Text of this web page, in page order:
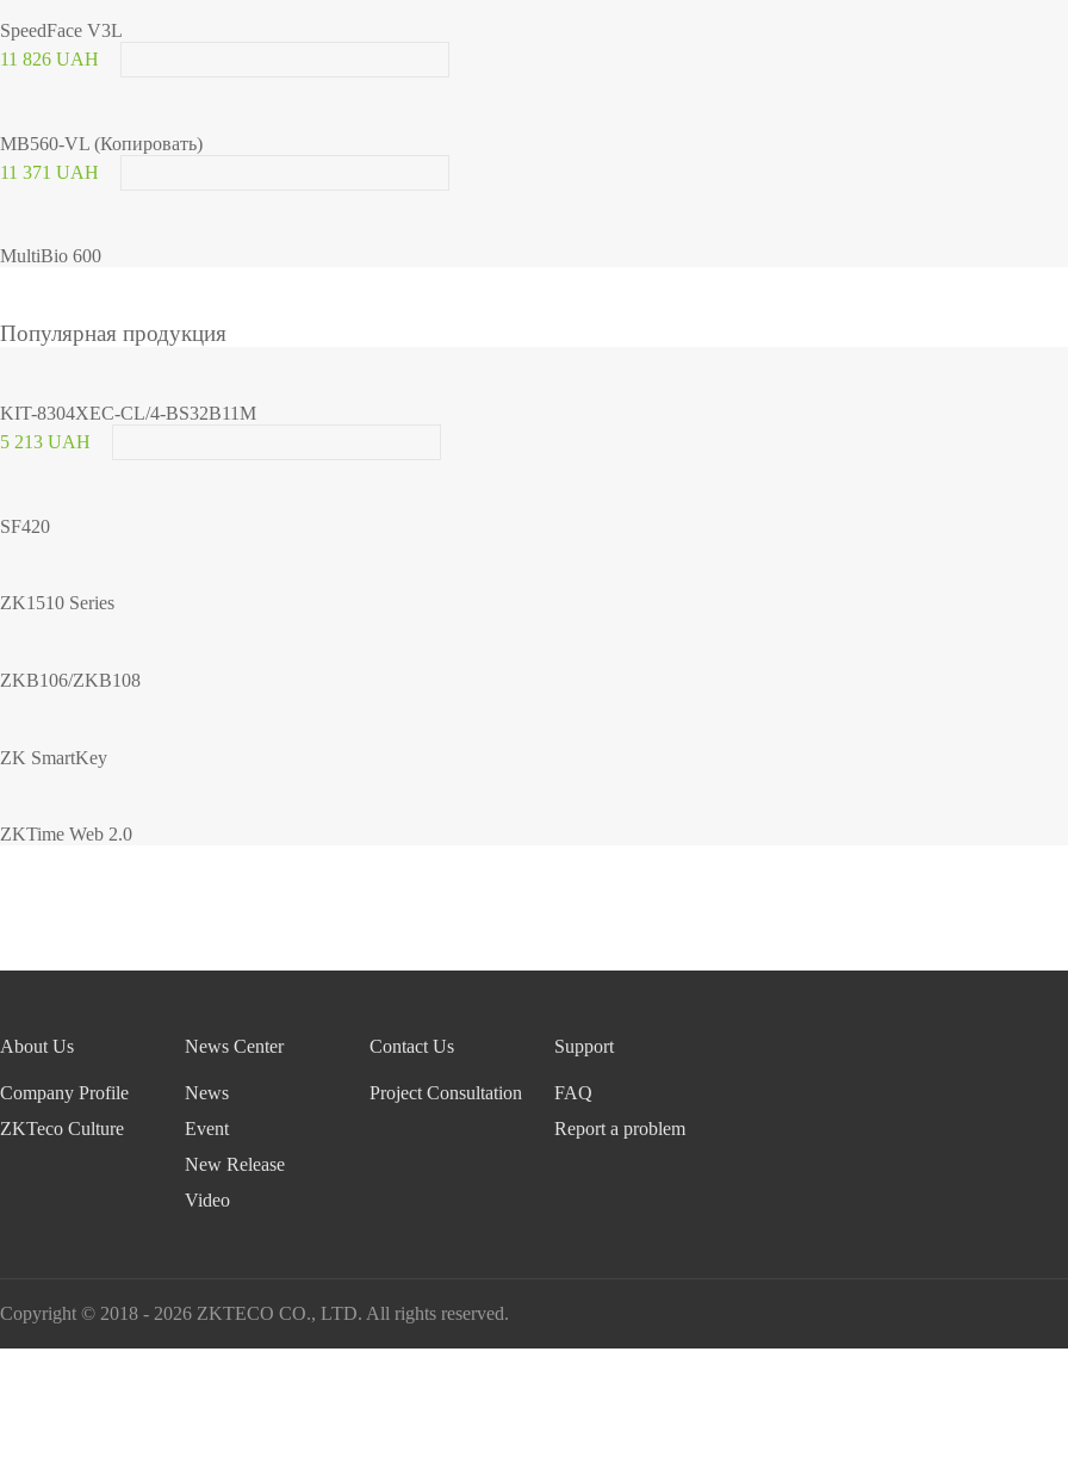
SpeedFace V3L
11 826 UAH
MB560-VL (Копировать)
11 371 UAH
MultiBio 600
Популярная продукция
KIT-8304XEC-CL/4-BS32B11M
5 213 UAH
SF420
ZK1510 Series
ZKB106/ZKB108
ZK SmartKey
ZKTime Web 2.0
About Us
Company Profile
ZKTeco Culture
News Center
News
Event
New Release
Video
Contact Us
Project Consultation
Support
FAQ
Report a problem
Copyright © 2018 - 2026 ZKTECO CO., LTD. All rights reserved.